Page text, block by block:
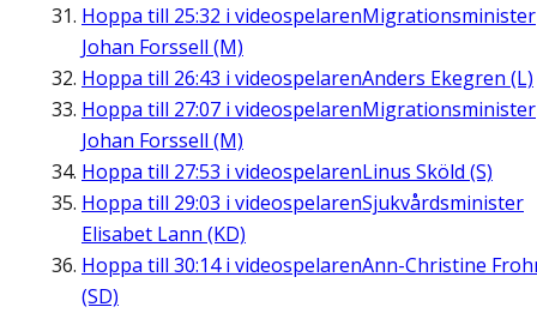
Hoppa till 25:32 i videospelarenMigrationsminister
Johan Forssell (M)
Hoppa till 26:43 i videospelarenAnders Ekegren (L)
Hoppa till 27:07 i videospelarenMigrationsminister
Johan Forssell (M)
Hoppa till 27:53 i videospelarenLinus Sköld (S)
Hoppa till 29:03 i videospelarenSjukvårdsminister
Elisabet Lann (KD)
Hoppa till 30:14i videospelarenAnn-Christine
(SD)